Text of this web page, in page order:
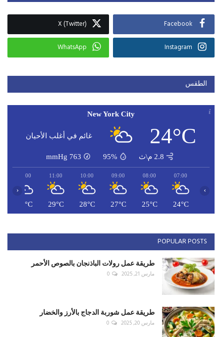
Facebook
X (Twitter)
Instagram
WhatsApp
الطقس
New York City
24°C غائم في أغلب الأحيان
2.8 م\ث 95%
763
mmHg
07:00
24°C
08:00
25°C
09:00
27°C
10:00
28°C
11:00
29°C
12:00
30°C
‹ ›
POPULAR POSTS
طريقة عمل رولات الباذنجان بالصوص الأحمر
مارس 21, 2025 0
طريقة عمل شوربة الدجاج بالأرز والخضار
مارس 20, 2025 0